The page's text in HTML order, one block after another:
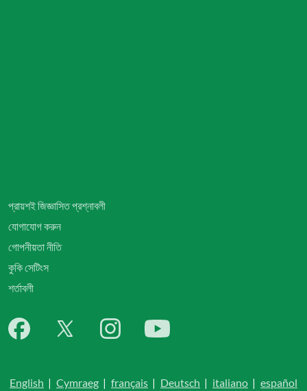
প্রায়শই জিজ্ঞাসিত প্রশ্নাবলী
যোগাযোগ করুন
গোপনীয়তা নীতি
কুকি সেটিংস
শর্তাবলী
English | Cymraeg | français | Deutsch | italiano | español